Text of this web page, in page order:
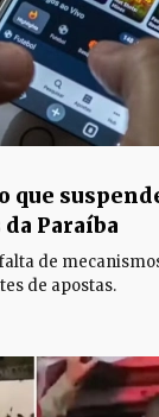
que
Paraíba
de
de apostas.